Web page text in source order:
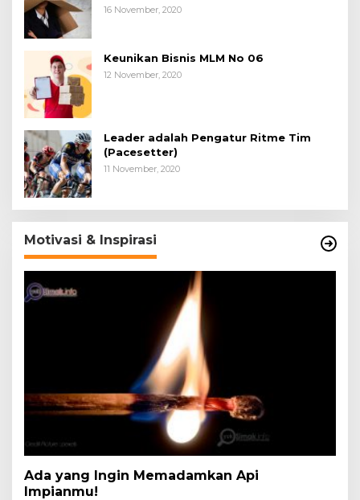
16 November, 2020
Keunikan Bisnis MLM No 06
12 November, 2020
Leader adalah Pengatur Ritme Tim
(Pacesetter)
11 November, 2020
Motivasi & Inspirasi
Ada yang Ingin Memadamkan Api
Impianmu!